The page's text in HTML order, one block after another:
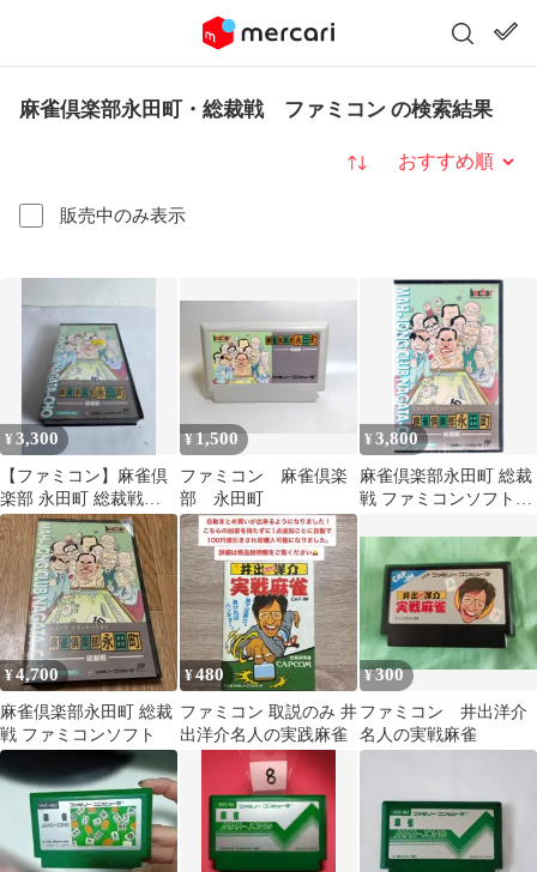
麻雀倶楽部永田町・総裁戦 ファミコン の検索結果
販売中のみ表示
並び替え
¥3,300
【ファミコン】麻雀倶
楽部 永田町 総裁戦
【箱・取説付属】
¥1,500
ファミコン 麻雀倶楽
部 永田町
¥3,800
麻雀倶楽部永田町 総裁
戦 ファミコンソフト
¥4,700
麻雀倶楽部永田町 総裁
戦 ファミコンソフト
¥480
ファミコン 取説のみ 井
出洋介名人の実践麻雀
¥300
ファミコン 井出洋介
名人の実戦麻雀